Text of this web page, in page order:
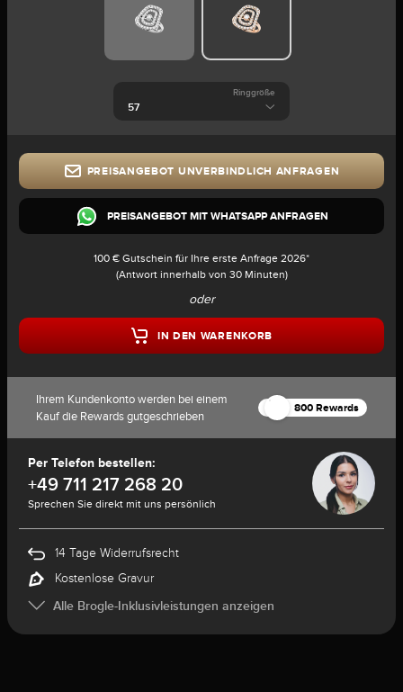
Ringgröße
PREISANGEBOT UNVERBINDLICH ANFRAGEN
PREISANGEBOT MIT WHATSAPP ANFRAGEN
100 € Gutschein für Ihre erste Anfrage 2026*
(Antwort innerhalb von 30 Minuten)
oder
IN DEN WARENKORB
Ihrem Kundenkonto werden bei einem
Kauf die Rewards gutgeschrieben
800 Rewards
Per Telefon bestellen:
+49 711 217 268 20
Sprechen Sie direkt mit uns persönlich
14 Tage Widerrufsrecht
Kostenlose Gravur
Alle Brogle-Inklusivleistungen anzeigen